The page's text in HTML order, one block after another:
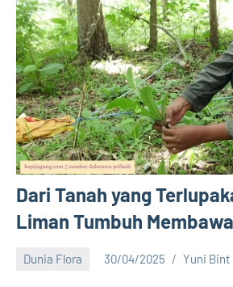
Dari Tanah yang
Liman Tumbuh
Dunia Flora 30/04/2025 Yuni Bint